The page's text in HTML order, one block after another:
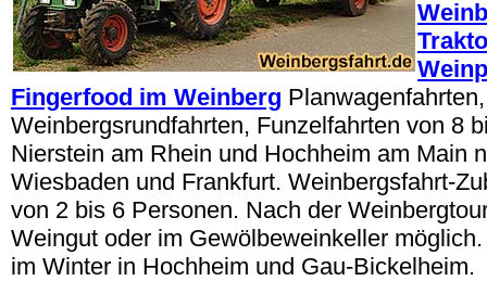
Fingerfood im Weinberg Planwagenfahrten,
Weinbergsrundfahrten, Funzelfahrten von 8
Nierstein am Rhein und Hochheim am Main
Wiesbaden und Frankfurt. Weinbergsfahrt-
von 2 bis 6 Personen. Nach der
Weingut oder im Gewölbeweinkeller
im Winter in Hochheim und Gau-Bickelheim.